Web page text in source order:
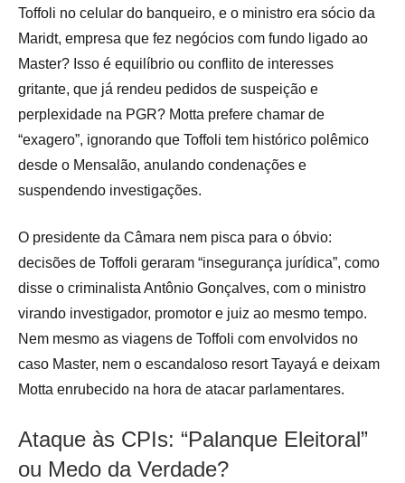
Toffoli no celular do banqueiro, e o ministro era sócio da
Maridt, empresa que fez negócios com fundo ligado ao
Master? Isso é equilíbrio ou conflito de interesses
gritante, que já rendeu pedidos de suspeição e
perplexidade na PGR? Motta prefere chamar de
“exagero”, ignorando que Toffoli tem histórico polêmico
desde o Mensalão, anulando condenações e
suspendendo investigações.
O presidente da Câmara nem pisca para o óbvio:
decisões de Toffoli geraram “insegurança jurídica”, como
disse o criminalista Antônio Gonçalves, com o ministro
virando investigador, promotor e juiz ao mesmo tempo.
Nem mesmo as viagens de Toffoli com envolvidos no
caso Master, nem o escandaloso resort Tayayá e deixam
Motta enrubecido na hora de atacar parlamentares.
Ataque às CPIs: “Palanque Eleitoral”
ou Medo da Verdade?